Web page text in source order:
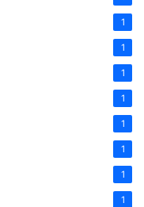
1
1
1
1
1
1
1
1